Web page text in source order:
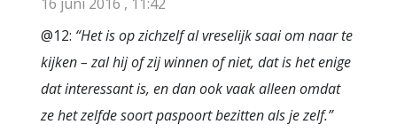
@12: “Het is op zichzelf al vreselijk saai om naar te
kijken – zal hij of zij winnen of niet, dat is het enige
dat interessant is, en dan ook vaak alleen omdat
ze het zelfde soort paspoort bezitten als je zelf.”